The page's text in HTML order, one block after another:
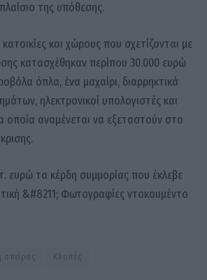
της υπόθεσης.
και χώρους που σχετίζονται με
κατασχέθηκαν περίπου 30.000 ευρώ
όπλα, ένα μαχαίρι, διαρρηκτικά
ηλεκτρονικοί υπολογιστές και
οποία αναμένεται να εξεταστούν στο
Κλοπές